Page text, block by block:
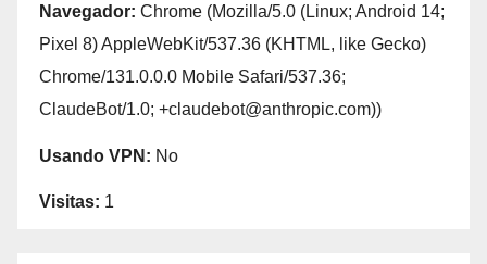
Navegador: Chrome (Mozilla/5.0 (Linux; Android 14;
Pixel 8) AppleWebKit/537.36 (KHTML, like Gecko)
Chrome/131.0.0.0 Mobile Safari/537.36;
ClaudeBot/1.0; +claudebot@anthropic.com))
Usando VPN: No
Visitas: 1